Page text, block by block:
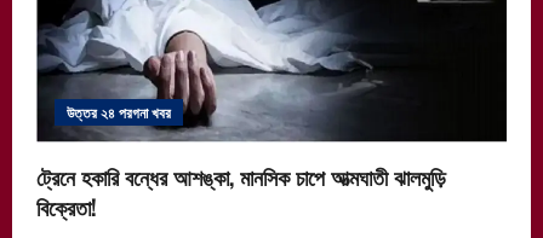
উত্তর ২৪ পরগনা খবর
ট্রেনে হকারি বন্ধের আশঙ্কা, মানসিক চাপে আত্মঘাতী ঝালমুড়ি
বিক্রেতা!